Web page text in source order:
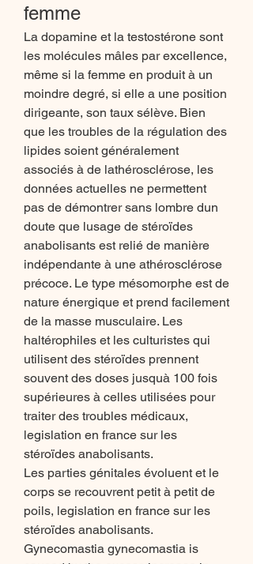
femme
La dopamine et la testostérone sont
les molécules mâles par excellence,
même si la femme en produit à un
moindre degré, si elle a une position
dirigeante, son taux sélève. Bien
que les troubles de la régulation des
lipides soient généralement
associés à de lathérosclérose, les
données actuelles ne permettent
pas de démontrer sans lombre dun
doute que lusage de stéroïdes
anabolisants est relié de manière
indépendante à une athérosclérose
précoce. Le type mésomorphe est de
nature énergique et prend facilement
de la masse musculaire. Les
haltérophiles et les culturistes qui
utilisent des stéroïdes prennent
souvent des doses jusquà 100 fois
supérieures à celles utilisées pour
traiter des troubles médicaux,
legislation en france sur les
stéroïdes anabolisants.
Les parties génitales évoluent et le
corps se recouvrent petit à petit de
poils, legislation en france sur les
stéroïdes anabolisants.
Gynecomastia gynecomastia is